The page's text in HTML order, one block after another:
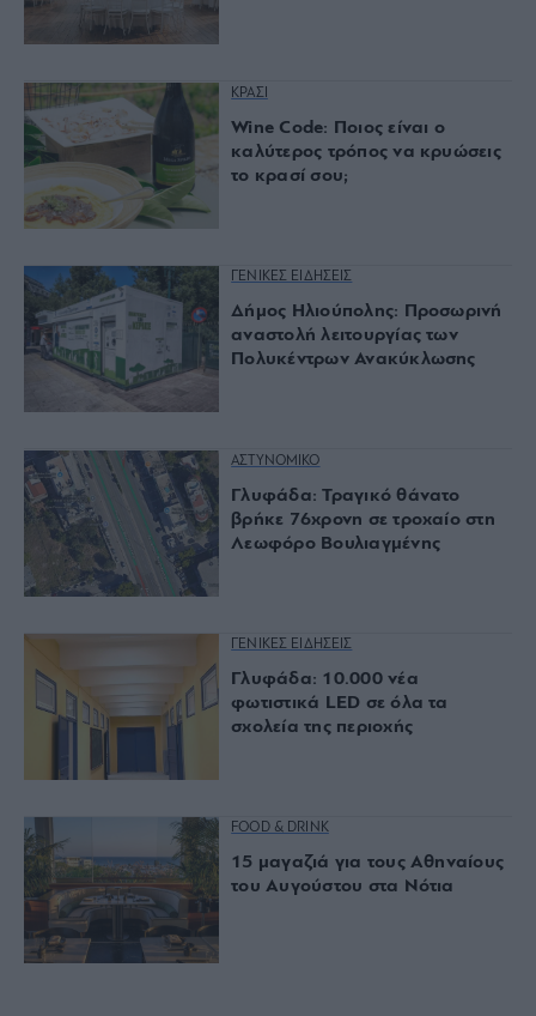
ΚΡΑΣΙ
Wine Code: Ποιος είναι ο
καλύτερος τρόπος να κρυώσεις
το κρασί σου;
ΓΕΝΙΚΕΣ ΕΙΔΗΣΕΙΣ
Δήμος Ηλιούπολης: Προσωρινή
αναστολή λειτουργίας των
Πολυκέντρων Ανακύκλωσης
ΑΣΤΥΝΟΜΙΚΟ
Γλυφάδα: Τραγικό θάνατο
βρήκε 76χρονη σε τροχαίο στη
Λεωφόρο Βουλιαγμένης
ΓΕΝΙΚΕΣ ΕΙΔΗΣΕΙΣ
Γλυφάδα: 10.000 νέα
φωτιστικά LED σε όλα τα
σχολεία της περιοχής
FOOD & DRINK
15 μαγαζιά για τους Αθηναίους
του Αυγούστου στα Νότια